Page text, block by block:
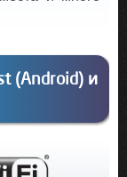
(Android) и